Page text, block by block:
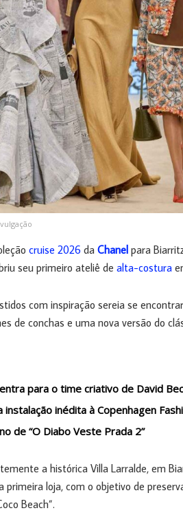
cruise 2026 da Chanel para
seu primeiro ateliê de alta-costura
com inspiração sereia se
de conchas e uma nova versão do
para o time criativo de David
inédita à Copenhagen
de “O Diabo Veste Prada 2”
a histórica Villa Larralde, em
primeira loja, com o objetivo de
Beach”.